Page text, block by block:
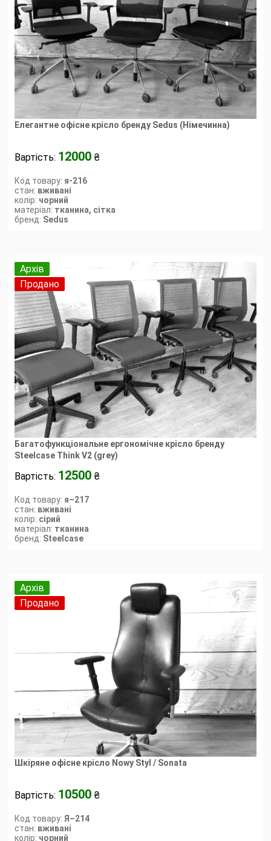
Елегантне офісне крісло бренду Sedus (Німечинна)
Вартість: 12000 ₴
Код товару: я-216
стан: вживані
колір: чорний
матеріал: тканина, сітка
бренд: Sedus
Продано
Архів
Багатофункціональне ергономічне крісло бренду
Steelcase Think V2 (grey)
Вартість: 12500 ₴
Код товару: я–217
стан: вживані
колір: сірий
матеріал: тканина
бренд: Steelcase
Продано
Архів
Шкіряне офісне крісло Nowy Styl / Sonata
Вартість: 10500 ₴
Код товару: Я–214
стан: вживані
колір: чорний